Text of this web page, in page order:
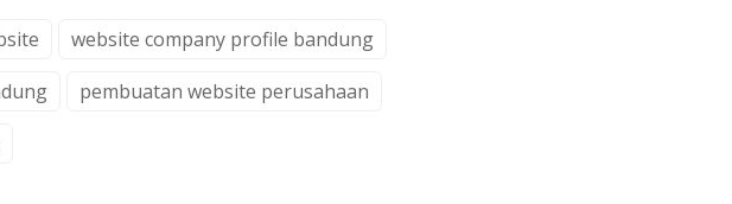
website company profile bandung
pembuatan website perusahaan